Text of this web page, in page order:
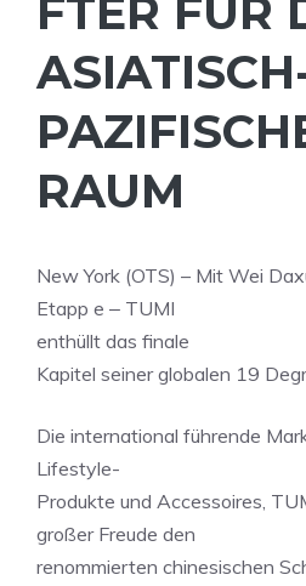
FTER FÜR
RAUM
New York (OTS) – Mit Wei
Etapp e ‒ TUMI
enthüllt das finale
Kapitel seiner globalen 19
Die international führende
Lifestyle-
Produkte und Accessoires,
großer Freude den
renommierten chinesischen